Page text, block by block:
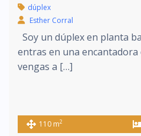
dúplex
Esther Corral
Soy un dúplex en planta
entras en una
vengas a […]
110 m2